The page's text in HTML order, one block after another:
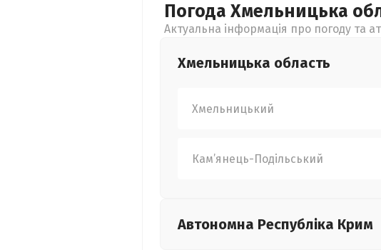
Погода Хмельницька
Актуальна інформація про погоду та
Хмельницька область
Хмельницький
Кам’янець-Подільський
Автономна Республіка Крим